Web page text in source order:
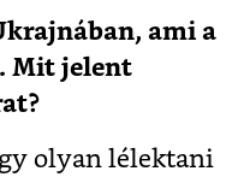
ami a
Mit jelent
olyan lélektani